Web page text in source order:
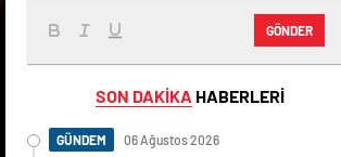
GÖNDER
SON DAKİKA HABERLERİ
GÜNDEM 06 Ağustos 2026